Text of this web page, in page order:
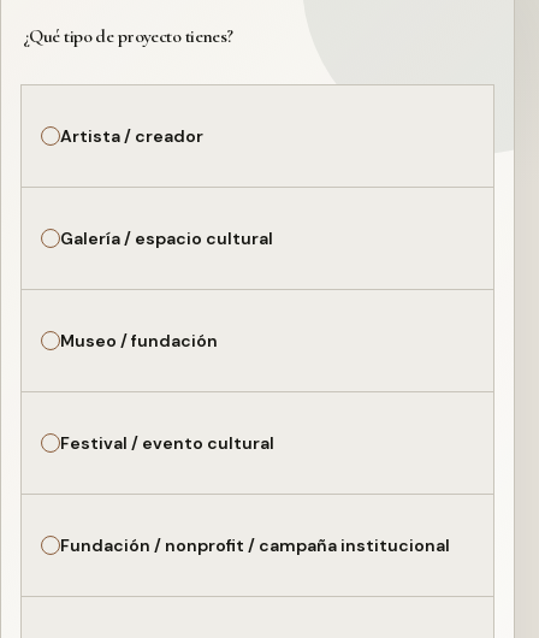
¿Qué tipo de proyecto tienes?
Artista / creador
Galería / espacio cultural
Museo / fundación
Festival / evento cultural
Fundación / nonprofit / campaña institucional